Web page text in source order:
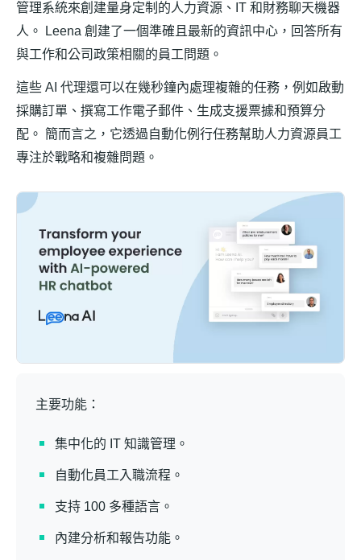
管理系統來創建量身定制的人力資源、IT 和財務聊天機器
人。 Leena 創建了一個準確且最新的資訊中心，回答所有
與工作和公司政策相關的員工問題。
這些 AI 代理還可以在幾秒鐘內處理複雜的任務，例如啟動
採購訂單、撰寫工作電子郵件、生成支援票據和預算分
配。 簡而言之，它透過自動化例行任務幫助人力資源員工
專注於戰略和複雜問題。
主要功能：
集中化的 IT 知識管理。
自動化員工入職流程。
支持 100 多種語言。
內建分析和報告功能。